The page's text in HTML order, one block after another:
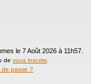
le 7 Août 2026 à 11h57.
de vous inscrire
de passe ?